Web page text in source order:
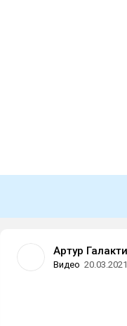
Артур
Видео 20.03.2021